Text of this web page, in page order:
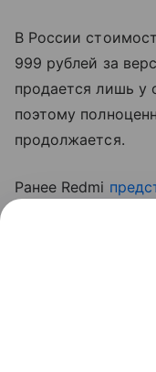
В России
999 рублей за
продается лишь у
поэтому
продолжается.
Ранее Redmi